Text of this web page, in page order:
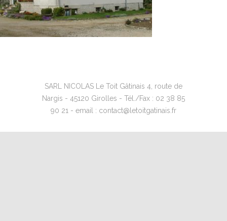
SARL NICOLAS Le Toit Gâtinais 4, route de
Nargis - 45120 Girolles - Tél./Fax : 02 38 85
90 21 - email : contact@letoitgatinais.fr